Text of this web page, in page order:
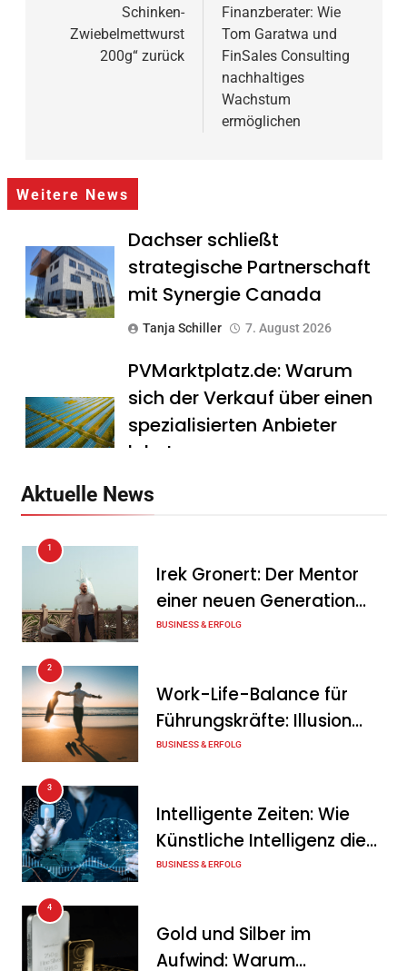
Schinken-
Zwiebelmettwurst
200g“ zurück
Finanzberater: Wie
Tom Garatwa und
FinSales Consulting
nachhaltiges
Wachstum
ermöglichen
Weitere News
Dachser schließt
strategische Partnerschaft
mit Synergie Canada
Tanja Schiller 7. August 2026
PVMarktplatz.de: Warum
sich der Verkauf über einen
spezialisierten Anbieter
lohnt
Mitarbeitergespräch pro
Jahr nichts verändert – und
was stattdessen
Verbindlichkeit schafft
Tanja Schiller 7. August 2026
Wenn jede Minute zählt: Wie
Onboard-Kurier-Spezialist
Notfalllogistik neu denkt
6. August 2026
Aktuelle News
1
Irek Gronert: Der Mentor
einer neuen Generation
von Unternehmern
BUSINESS & ERFOLG
2
Work-Life-Balance für
Führungskräfte: Illusion
oder echte Chance?
BUSINESS & ERFOLG
3
Intelligente Zeiten: Wie
Künstliche Intelligenz die
Geschäftswelt verändert
BUSINESS & ERFOLG
4
Gold und Silber im
Aufwind: Warum